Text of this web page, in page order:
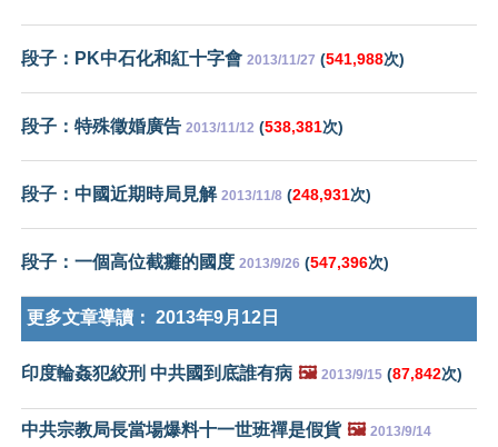
段子：PK中石化和紅十字會 2013/11/27 (541,988次)
段子：特殊徵婚廣告 2013/11/12 (538,381次)
段子：中國近期時局見解 2013/11/8 (248,931次)
段子：一個高位截癱的國度 2013/9/26 (547,396次)
更多文章導讀： 2013年9月12日
印度輪姦犯絞刑 中共國到底誰有病 🖼️ 2013/9/15 (87,842次)
中共宗教局長當場爆料十一世班禪是假貨 🖼️ 2013/9/14